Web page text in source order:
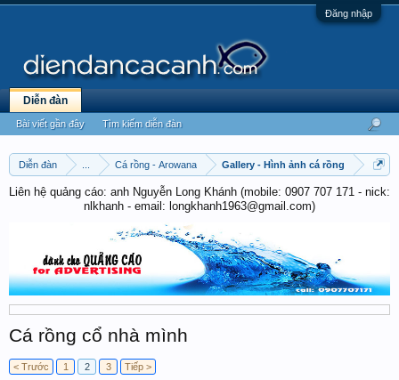
Đăng nhập
Diễn đàn Cá rồng - Arowana Gallery - Hình ảnh cá rồng
Liên hệ quảng cáo: anh Nguyễn Long Khánh (mobile: 0907 707 171 - nick:
nlkhanh - email: longkhanh1963@gmail.com)
Cá rồng cổ nhà mình
< Trước 1 2 3 Tiếp >
Diễn đàn
Bài viết gần đây Tìm kiếm diễn đàn